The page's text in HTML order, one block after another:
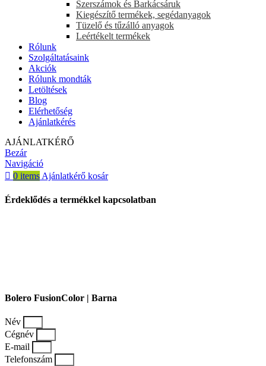
Szerszámok és Barkácsáruk
Kiegészítő termékek, segédanyagok
Tüzelő és tűzálló anyagok
Leértékelt termékek
Rólunk
Szolgáltatásaink
Akciók
Rólunk mondták
Letöltések
Blog
Elérhetőség
Ajánlatkérés
AJÁNLATKÉRŐ
Bezár
Navigáció
0 items Ajánlatkérő kosár
Érdeklődés a termékkel kapcsolatban
Bolero FusionColor | Barna
Név
Cégnév
E-mail
Telefonszám